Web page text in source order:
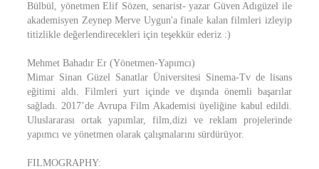
Bülbül, yönetmen Elif Sözen, senarist- yazar Güven Adıgüzel ile
akademisyen Zeynep Merve Uygun'a finale kalan filmleri izleyip
titizlikle değerlendirecekleri için teşekkür ederiz :)
Mehmet Bahadır Er (Yönetmen-Yapımcı)
Mimar Sinan Güzel Sanatlar Üniversitesi Sinema-Tv de lisans
eğitimi aldı. Filmleri yurt içinde ve dışında önemli başarılar
sağladı. 2017’de Avrupa Film Akademisi üyeliğine kabul edildi.
Uluslararası ortak yapımlar, film,dizi ve reklam projelerinde
yapımcı ve yönetmen olarak çalışmalarını sürdürüyor.
FILMOGRAPHY: